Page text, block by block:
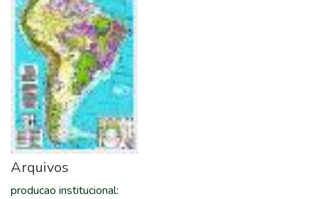
Arquivos
producao institucional: